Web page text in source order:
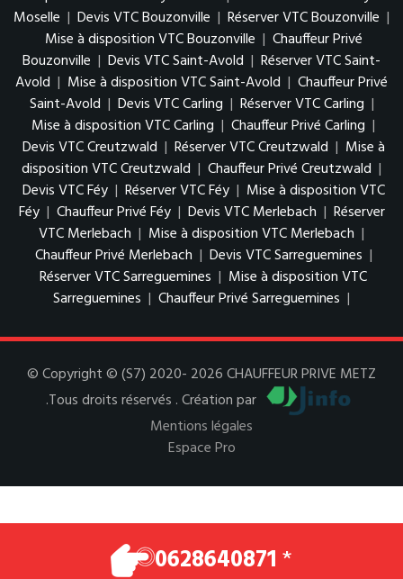
Moselle | Devis VTC Bouzonville | Réserver VTC Bouzonville |
Mise à disposition VTC Bouzonville | Chauffeur Privé
Bouzonville | Devis VTC Saint-Avold | Réserver VTC Saint-
Avold | Mise à disposition VTC Saint-Avold | Chauffeur Privé
Saint-Avold | Devis VTC Carling | Réserver VTC Carling |
Mise à disposition VTC Carling | Chauffeur Privé Carling |
Devis VTC Creutzwald | Réserver VTC Creutzwald | Mise à
disposition VTC Creutzwald | Chauffeur Privé Creutzwald |
Devis VTC Féy | Réserver VTC Féy | Mise à disposition VTC
Féy | Chauffeur Privé Féy | Devis VTC Merlebach | Réserver
VTC Merlebach | Mise à disposition VTC Merlebach |
Chauffeur Privé Merlebach | Devis VTC Sarreguemines |
Réserver VTC Sarreguemines | Mise à disposition VTC
Sarreguemines | Chauffeur Privé Sarreguemines |
© Copyright © (S7) 2020- 2026 CHAUFFEUR PRIVE METZ
.Tous droits réservés . Création par
Mentions légales
Espace Pro
0628640871*